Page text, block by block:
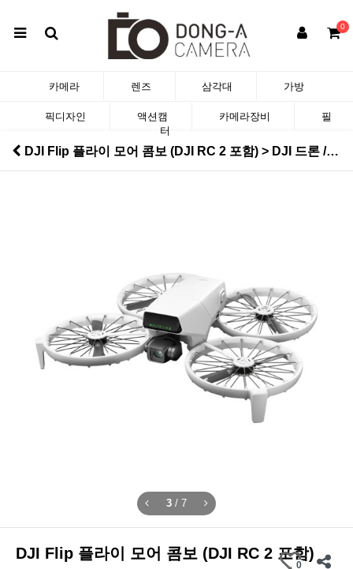
0
카메라 렌즈 삼각대 가방
픽디자인 액션캠 카메라장비
필
터
DJI Flip 플라이 모어 콤보 (DJI RC 2 포함) > DJI 드론 / 짐벌
3 / 7
DJI Flip 플라이 모어 콤보 (DJI RC 2 포함)
0